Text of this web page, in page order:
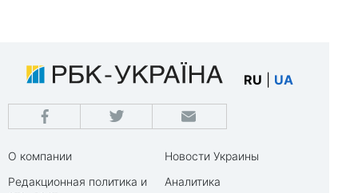
RU UA
О компании
Редакционная политика и
Новости Украины
Аналитика